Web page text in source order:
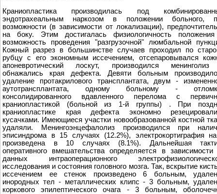
Краниопластика производилась под
эндотрахеальным наркозом в положении больного,
возможности (в зависимости от локализации),
на боку. Этим достигалась физиологичность
возможность проведения "разгрузочной" люмбальной
Кожный разрез в большинстве случаев проходил по
рубцу с его экономным иссечением, отсепаровывался
апоневротический лоскут, производился
обнажались края дефекта. Девяти больным
удаление протакрилового трансплантата, двум -
аутотрансплантата, одному больному -
консолидированного вдавленного перелома с
краниопластикой (больной из 1-й группы) . При
краниопластике края дефекта экономно
кусачками. Имеющиеся участки новообразованной костной
удаляли. Менингоэнцефалолиз производился при
эписиндрома в 15 случаях (12.2%), электрокортиграфия
произведена в 10 случаях (8.1%). Дальнейшая
оперативного вмешательства определяется в зависимости
данных интраоперационного
исследования и состояния головного мозга. Так, вскрытие
иссечением еe стенок произведено 6 больным,
инородных тел - металлических клипс - 3 больным,
коркового эпилептического очага - 3 больным,